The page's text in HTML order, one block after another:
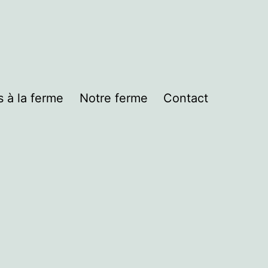
à la ferme Notre ferme Contact